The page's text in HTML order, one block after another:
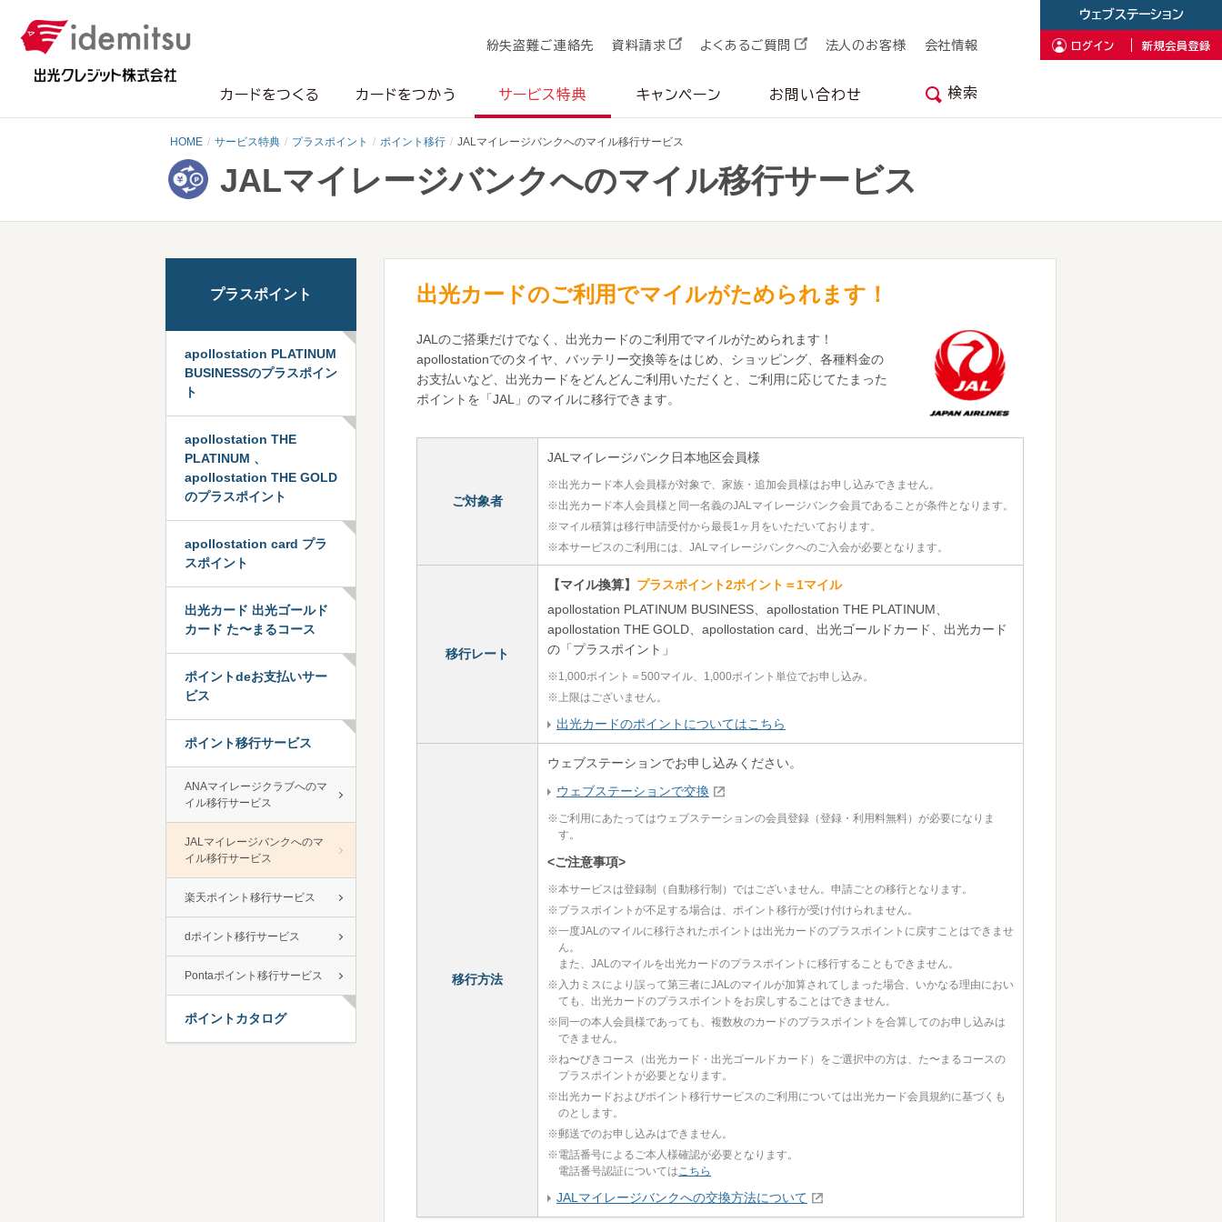
紛失盗難ご連絡先 資料請求 よくあるご質問 法人のお客様 会社情報
カードをつくる カードをつかう サービス特典 キャンペーン お問い合わせ 検索
ウェブステーション
ログイン 新規会員登録
HOME サービス特典 プラスポイント ポイント移行 JALマイレージバンクへのマイル移行サービス
JALマイレージバンクへのマイル移行サービス
出光カードのご利用でマイルがためられます！
JALのご搭乗だけでなく、出光カードのご利用でマイルがためられます！
apollostationでのタイヤ、バッテリー交換等をはじめ、ショッピング、各種料金の
お支払いなど、出光カードをどんどんご利用いただくと、ご利用に応じてたまった
ポイントを「JAL」のマイルに移行できます。
ご対象者
JALマイレージバンク日本地区会員様
※出光カード本人会員様が対象で、家族・追加会員様はお申し込みできません。
※出光カード本人会員様と同一名義のJALマイレージバンク会員であることが条件となります。
※マイル積算は移行申請受付から最長1ヶ月をいただいております。
※本サービスのご利用には、JALマイレージバンクへのご入会が必要となります。
移行レート
【マイル換算】 プラスポイント2ポイント＝1マイル
apollostation PLATINUM BUSINESS、apollostation THE PLATINUM、
apollostation THE GOLD、apollostation card、出光ゴールドカード、出光カード
の「プラスポイント」
※1,000ポイント＝500マイル、1,000ポイント単位でお申し込み。
※上限はございません。
出光カードのポイントについてはこちら
移行方法
ウェブステーションでお申し込みください。
ウェブステーションで交換
※ご利用にあたってはウェブステーションの会員登録（登録・利用料無料）が必要になりま
す。
<ご注意事項>
※本サービスは登録制（自動移行制）ではございません。申請ごとの移行となります。
※プラスポイントが不足する場合は、ポイント移行が受け付けられません。
※一度JALのマイルに移行されたポイントは出光カードのプラスポイントに戻すことはできませ
ん。
また、JALのマイルを出光カードのプラスポイントに移行することもできません。
※ 入力ミスにより誤って第三者にJALのマイルが加算されてしまった場合、いかなる理由におい
ても、出光カードのプラスポイントをお戻しすることはできません。
※ 同一の本人会員様であっても、複数枚のカードのプラスポイントを合算してのお申し込みは
できません。
※ね〜びきコース（出光カード・出光ゴールドカード）をご選択中の方は、た〜まるコースの
プラスポイントが必要となります。
※出光カードおよびポイント移行サービスのご利用については出光カード会員規約に基づくも
のとします。
※郵送でのお申し込みはできません。
※電話番号によるご本人様確認が必要となります。
電話番号認証についてはこちら
JALマイレージバンクへの交換方法について
プラスポイント
apollostation PLATINUM
BUSINESSのプラスポイン
ト
apollostation THE
PLATINUM 、
apollostation THE GOLD
のプラスポイント
apollostation card プラ
スポイント
出光カード 出光ゴールド
カード た〜まるコース
ポイントdeお支払いサー
ビス
ポイント移行サービス
ANAマイレージクラブへのマ
イル移行サービス
JALマイレージバンクへのマ
イル移行サービス
楽天ポイント移行サービス
dポイント移行サービス
Pontaポイント移行サービス
ポイントカタログ